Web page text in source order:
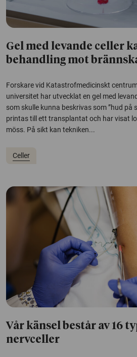
Gel med levande celler
behandling mot
Forskare vid Katastrofmedicinskt
universitet har utvecklat en gel med
som skulle kunna beskrivas som ”hud på
printas till ett transplantat och har visat
möss. På sikt kan tekniken...
Celler
Vår känsel består av 16
nervceller